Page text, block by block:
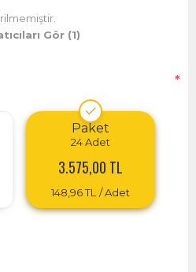
Gör (1)
*
Paket
24Adet
3.575,00 TL
148,96 TL / Adet